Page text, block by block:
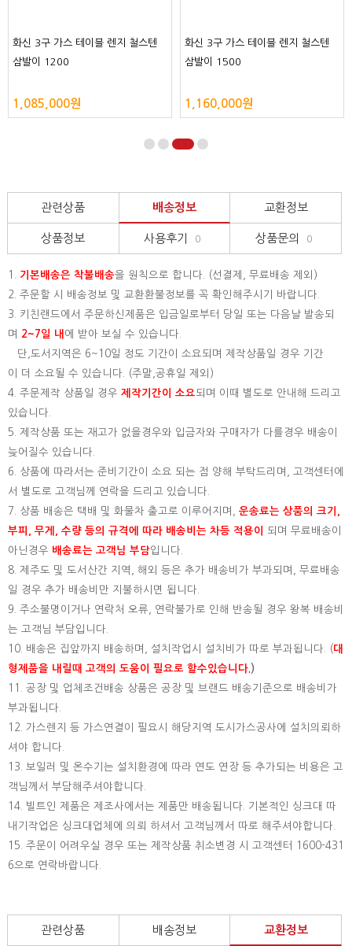
거화 고효율 테이블렌지 1500 가스
에어렌지 GHG-300N/P
2,350,000원
화신 2구 가스 테이블 렌지 주물삼발
이 900
810,000원
관련상품 배송정보 교환정보
상품정보 사용후기 0 상품문의 0
1. 기본배송은 착불배송을 원칙으로 합니다. (선결제, 무료배송 제외)
2. 주문할 시 배송정보 및 교환환불정보를 꼭 확인해주시기 바랍니다.
3. 키친랜드에서 주문하신제품은 입금일로부터 당일 또는 다음날 발송되
며
2~7일 내 에 받아 보실 수 있습니다.
단,도서지역은 6~10일 정도 기간이 소요되며 제작상품일 경우 기간
이 더 소요될 수 있습니다. (주말,공휴일 제외)
4. 주문제작 상품일 경우 제작기간이 소요되며 이때 별도로 안내해 드리고
있습니다.
5. 제작상품 또는 재고가 없을경우와 입금자와 구매자가 다를경우 배송이
늦어질수 있습니다.
6. 상품에 따라서는 준비기간이 소요 되는 점 양해 부탁드리며, 고객센터에
서 별도로 고객님께 연락을 드리고 있습니다.
7. 상품 배송은 택배 및 화물차 출고로 이루어지며, 운송료는 상품의 크기,
부피, 무게, 수량 등의 규격에 따라 배송비는 차등 적용이
되며 무료배송이
아닌경우 배송료는 고객님 부담입니다.
8. 제주도 및 도서산간 지역, 해외 등은 추가 배송비가 부과되며, 무료배송
일 경우 추가 배송비만 지불하시면 됩니다.
9. 주소불명이거나 연락처 오류, 연락불가로 인해 반송될 경우 왕복 배송비
는 고객님 부담입니다.
10. 배송은 집앞까지 배송하며, 설치작업시 설치비가 따로 부과됩니다. (대
형제품을 내릴때 고객의 도움이 필요로 할수있습니다. )
11. 공장 및 업체조건배송 상품은 공장 및 브랜드 배송기준으로 배송비가
부과됩니다.
12. 가스렌지 등 가스연결이 필요시 해당지역 도시가스공사에 설치의뢰하
셔야 합니다.
13. 보일러 및 온수기는 설치환경에 따라 연도 연장 등 추가되는 비용은 고
객님께서 부담해주셔야합니다.
14. 빌트인 제품은 제조사에서는 제품만 배송됩니다. 기본적인 싱크대 따
내기작업은 싱크대업체에 의뢰 하셔서 고객님께서 따로 해주셔야합니다.
15. 주문이 어려우실 경우 또는 제작상품 취소변경 시 고객센터 1600-431
6으로 연락바랍니다.
관련상품 배송정보 교환정보